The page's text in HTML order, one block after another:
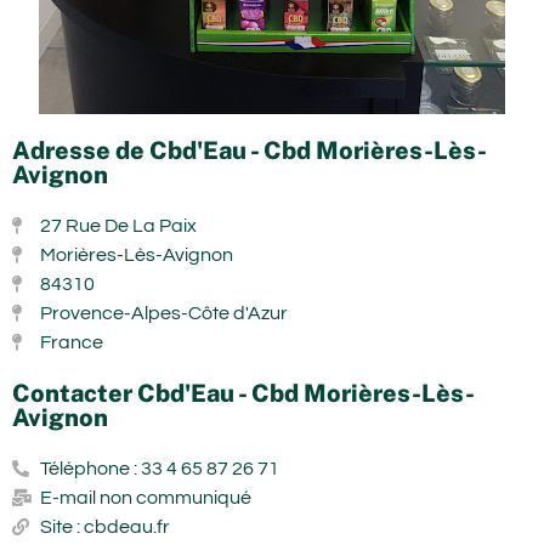
Adresse de Cbd'Eau - Cbd Morières-Lès-
Avignon
27 Rue De La Paix
Morières-Lès-Avignon
84310
Provence-Alpes-Côte d'Azur
France
Contacter Cbd'Eau - Cbd Morières-Lès-
Avignon
Téléphone : 33 4 65 87 26 71
E-mail non communiqué
Site : cbdeau.fr